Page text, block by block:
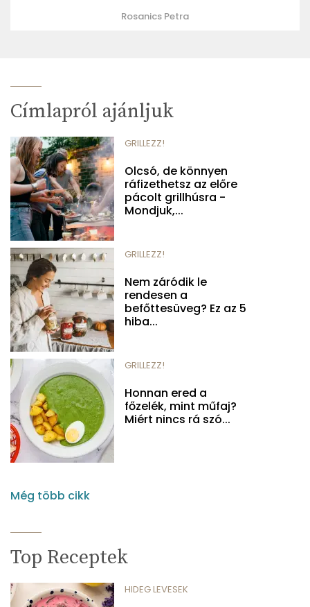
Rosanics Petra
Címlapról ajánljuk
GRILLEZZ!
Olcsó, de könnyen
ráfizethetsz az előre
pácolt grillhúsra -
Mondjuk,...
GRILLEZZ!
Nem záródik le
rendesen a
befőttesüveg? Ez az 5
hiba...
GRILLEZZ!
Honnan ered a
főzelék, mint műfaj?
Miért nincs rá szó...
Még több cikk
Top Receptek
HIDEG LEVESEK